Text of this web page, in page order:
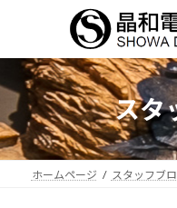
ン
ツ
ス
キ
ッ
ー
シ
ン
に
移
スタ
ホームページ スタッフブ